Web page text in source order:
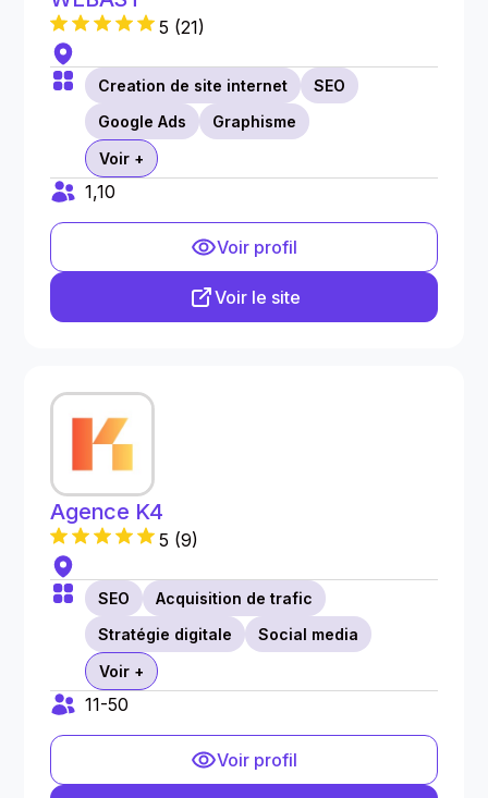
5 (21)
Creation de site internet
SEO
Google Ads
Graphisme
Voir +
1,10
Voir profil
Voir le site
Agence K4
5 (9)
SEO
Acquisition de trafic
Stratégie digitale
Social media
Voir +
11-50
Voir profil